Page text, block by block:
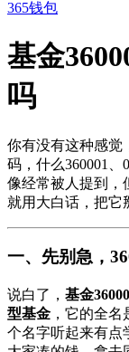
365钱包
基金
吗
你有没有这种感觉
码，什么360001、
像经常被人提到，
就用大白话，把它
一、先别急，
说白了， 基金
型基金 ，它的全
个名字听起来有点